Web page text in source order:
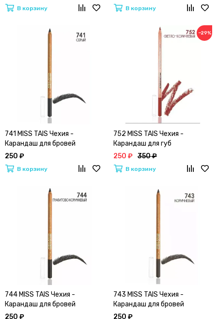
В корзину В корзину
741 MISS TAIS Чехия -
Карандаш для бровей
250 ₽
В корзину
−29%
752 MISS TAIS Чехия -
Карандаш для губ
250 ₽ 350 ₽
В корзину
744 MISS TAIS Чехия -
Карандаш для бровей
250 ₽
743 MISS TAIS Чехия -
Карандаш для бровей
250 ₽